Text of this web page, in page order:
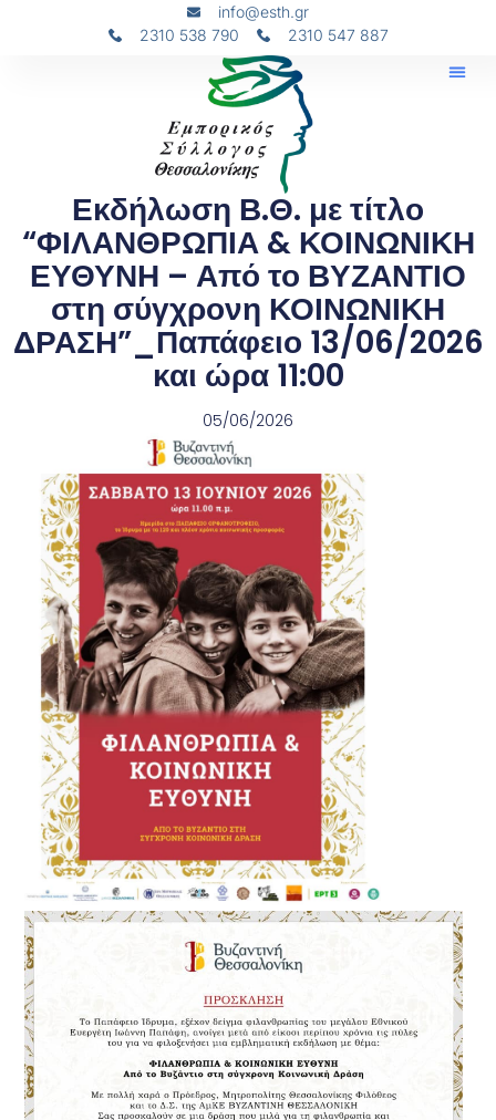
info@esth.gr
2310 538 790
2310 547 887
Εκδήλωση Β.Θ. με τίτλο
“ΦΙΛΑΝΘΡΩΠΙΑ & ΚΟΙΝΩΝΙΚΗ
ΕΥΘΥΝΗ – Από το ΒΥΖΑΝΤΙΟ
στη σύγχρονη ΚΟΙΝΩΝΙΚΗ
ΔΡΑΣΗ”_Παπάφειο 13/06/2026
και ώρα 11:00
05/06/2026